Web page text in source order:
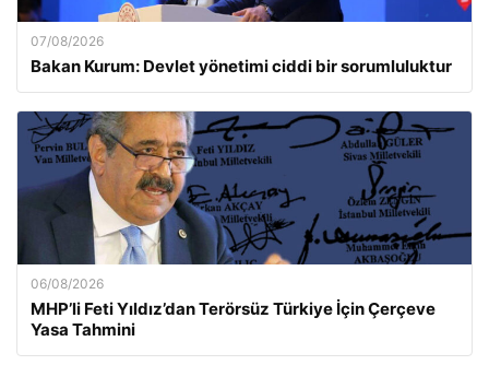
07/08/2026
Bakan Kurum: Devlet yönetimi ciddi bir sorumluluktur
06/08/2026
MHP’li Feti Yıldız’dan Terörsüz Türkiye İçin Çerçeve
Yasa Tahmini